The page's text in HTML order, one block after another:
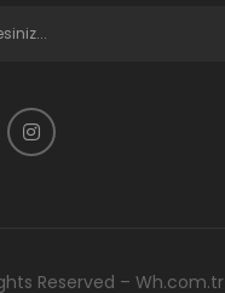
Reserved – Wh.com.tr